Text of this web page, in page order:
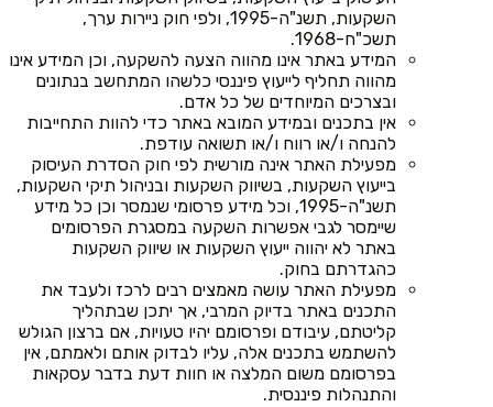
השקעות, תשנ"ה-1995, ולפי חוק ניירות ערך,
תשכ"ח-1968.
המידע באתר אינו מהווה הצעה להשקעה, וכן המידע אינו
מהווה תחליף לייעוץ פיננסי כלשהו המתחשב בנתונים
ובצרכים המיוחדים של כל אדם.
אין בתכנים ובמידע המובא באתר כדי להוות התחייבות
להנחה ו/או רווח ו/או תשואה עודפת.
מפעילת האתר אינה מורשית לפי חוק הסדרת העיסוק
בייעוץ השקעות, בשיווק השקעות ובניהול תיקי השקעות,
תשנ"ה-1995, וכל מידע פרסומי שנמסר וכן כל מידע
שיימסר לגבי אפשרות השקעה במסגרת הפרסומים
באתר לא יהווה ייעוץ השקעות או שיווק השקעות
כהגדרתם בחוק.
מפעילת האתר עושה מאמצים רבים לרכז ולעבד את
התכנים באתר בדיוק המרבי, אך יתכן שבתהליך
קליטתם, עיבודם ופרסומם יהיו טעויות, אם ברצון הגולש
להשתמש בתכנים אלה, עליו לבדוק אותם ולאמתם, אין
בפרסומם משום המלצה או חוות דעת בדבר עסקאות
והתנהלות פיננסית.